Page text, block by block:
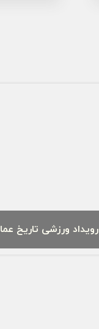
رویداد ورزشی تاریخ